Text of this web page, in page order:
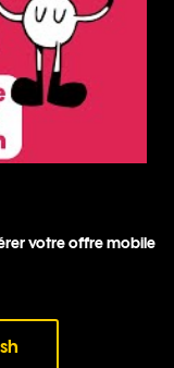
votre offre mobile